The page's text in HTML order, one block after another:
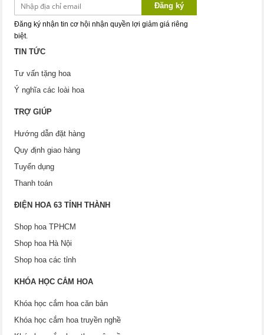
Đăng ký
Đăng ký nhận tin cơ hội nhận quyền lợi giảm giá riêng
biệt.
TIN TỨC
Tư vấn tặng hoa
Ý nghĩa các loài hoa
TRỢ GIÚP
Hướng dẫn đặt hàng
Quy định giao hàng
Tuyển dụng
Thanh toán
ĐIỆN HOA 63 TỈNH THÀNH
Shop hoa TPHCM
Shop hoa Hà Nội
Shop hoa các tỉnh
KHÓA HỌC CẮM HOA
Khóa học cắm hoa căn bản
Khóa học cắm hoa truyền nghề